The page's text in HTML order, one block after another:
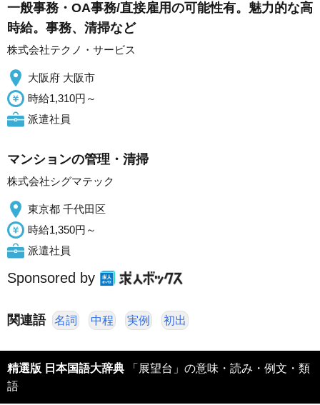
一般事務・OA事務/直接雇用の可能性有。魅力的な高
時給。事務、清掃など
株式会社テクノ・サービス
大阪府 大阪市
時給1,310円～
派遣社員
マンションの管理・清掃
株式会社シグマテック
東京都 千代田区
時給1,350円～
派遣社員
Sponsored by
関連語 名詞 中程 実例 初出
精選版 日本国語大辞典 「展望台」の意味・読み・例文・類
語